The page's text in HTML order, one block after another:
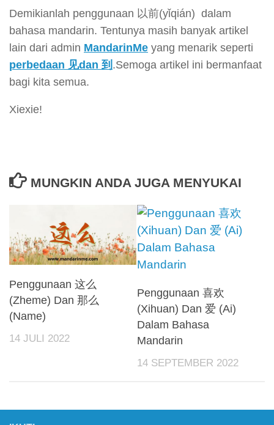
Demikianlah penggunaan 以前(yǐqián) dalam
bahasa mandarin. Tentunya masih banyak artikel
lain dari admin MandarinMe yang menarik seperti
perbedaan 见dan 到 .Semoga artikel ini bermanfaat
bagi kita semua.
Xiexie!
MUNGKIN ANDA JUGA MENYUKAI
Penggunaan 这么
(Zheme) Dan 那么
(Name)
14 JULI 2022
Penggunaan 喜欢
(Xihuan) Dan 爱 (Ai)
Dalam Bahasa
Mandarin
14 SEPTEMBER 2022